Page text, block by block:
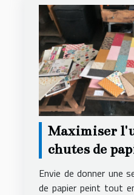
Maximiser
chutes de
créatives et
Envie de donner une
de papier peint tout